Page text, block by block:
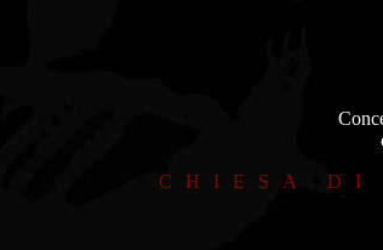
CHIESA DI